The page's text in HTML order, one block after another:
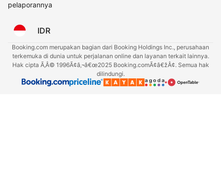
pelaporannya
IDR
Booking.com merupakan bagian dari Booking Holdings Inc., perusahaan
terkemuka di dunia untuk perjalanan online dan layanan terkait lainnya.
Hak cipta Ã‚Â© 1996Ã¢â‚¬â€œ2025 Booking.comÃ¢â€žÂ¢. Semua hak
dilindungi.